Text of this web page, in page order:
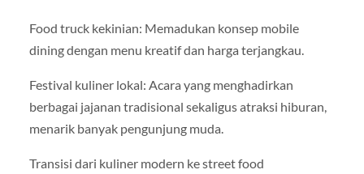
Food truck kekinian: Memadukan konsep mobile
dining dengan menu kreatif dan harga terjangkau.
Festival kuliner lokal: Acara yang menghadirkan
berbagai jajanan tradisional sekaligus atraksi hiburan,
menarik banyak pengunjung muda.
Transisi dari kuliner modern ke street food